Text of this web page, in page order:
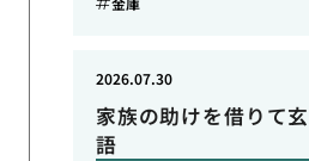
家族の助けを借りて
語
2026.07.30